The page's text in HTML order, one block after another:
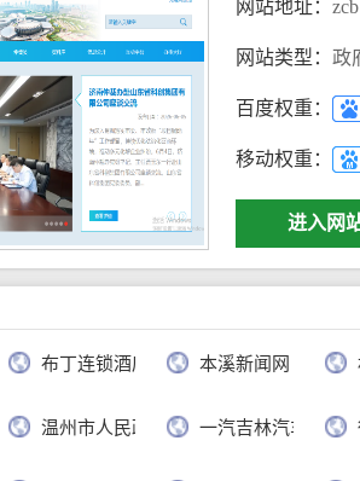
网站地址：
网站类型： 政
百度权重：
移动权重：
进入网
布丁连锁酒店官网 本溪新闻网
温州市人民政府 一汽吉林汽车有限